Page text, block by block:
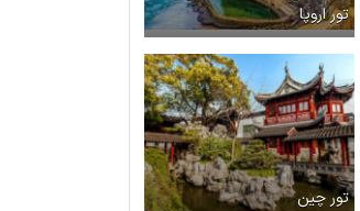
تور اروپا
تور چین